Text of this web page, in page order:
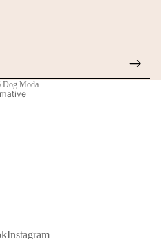
Dog Moda
Instagram